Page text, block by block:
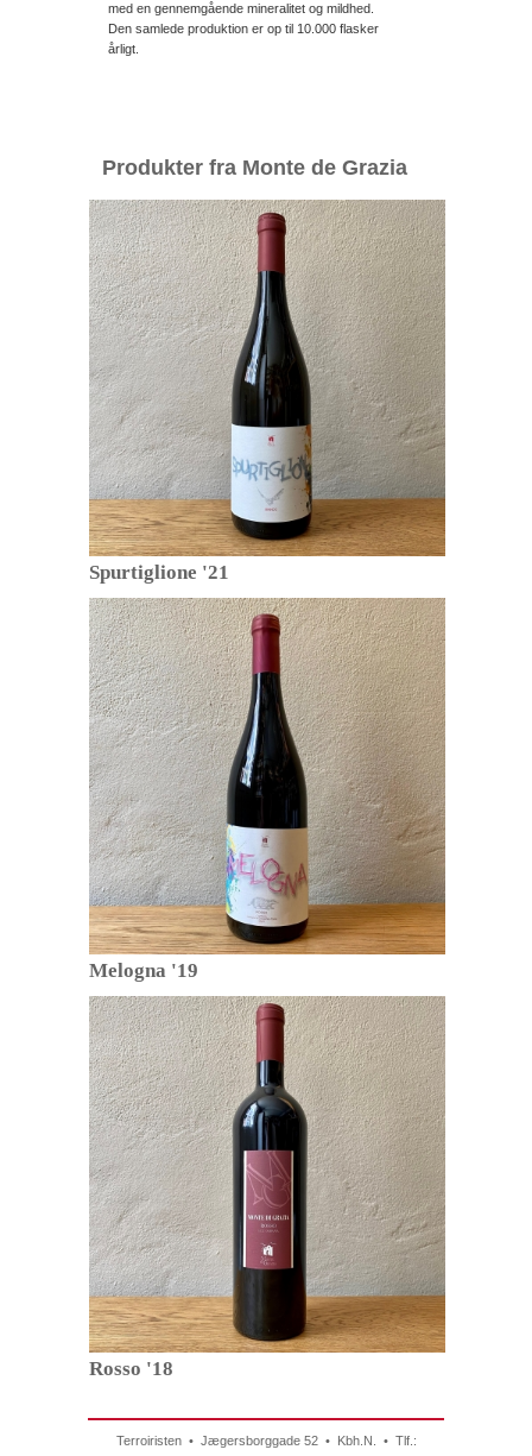
med en gennemgående mineralitet og mildhed.
Den samlede produktion er op til 10.000 flasker
årligt.
Produkter fra Monte de Grazia
Spurtiglione '21
Melogna '19
Rosso '18
Terroiristen • Jægersborggade 52 • Kbh.N. • Tlf.: